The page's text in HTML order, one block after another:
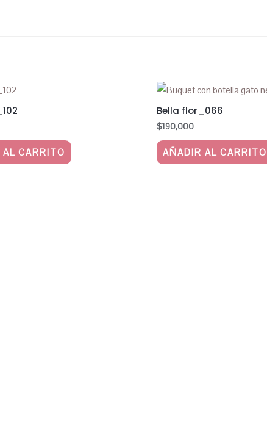
CARRITO
Bella flor_066
$190,000
AÑADIR AL CARRITO